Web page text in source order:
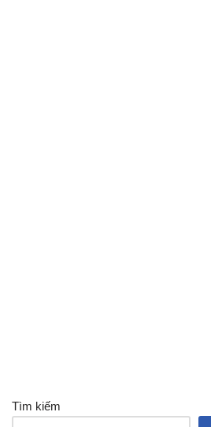
Tìm kiếm